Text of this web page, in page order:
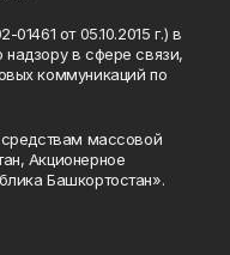
от 05.10.2015 г.) в
в сфере связи,
коммуникаций по
массовой
Акционерное
Башкортостан».